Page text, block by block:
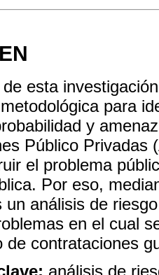
esta
para
y
Público Privadas
el problema
Por eso,
un análisis de
en el cual
de contrataciones